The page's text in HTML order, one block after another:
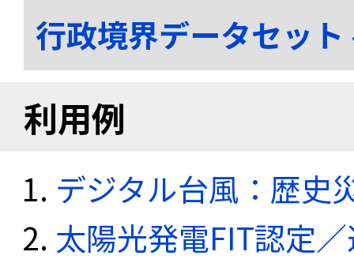
行政境界データセッ
利用例
デジタル台風：歴史
太陽光発電FIT認定